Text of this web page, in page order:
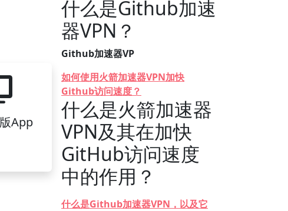
App
什么是Github加速
器VPN？
Github加速器VP
如何使用火箭加速器VPN加快
Github访问速度？
什么是火箭加速器
VPN及其在加快
GitHub访问速度
中的作用？
什么是Github加速器VPN，以及它